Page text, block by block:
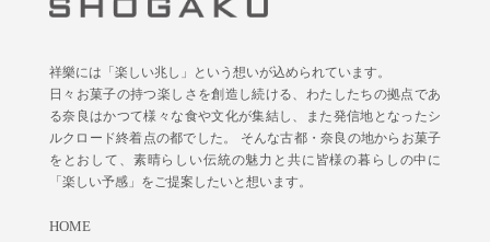
祥樂には「楽しい兆し」という想いが込められています。
日々お菓子の持つ楽しさを創造し続ける、わたしたちの拠点であ
る奈良はかつて様々な食や文化が集結し、また発信地となったシ
ルクロード終着点の都でした。 そんな古都・奈良の地からお菓子
をとおして、素晴らしい伝統の魅力と共に皆様の暮らしの中に
「楽しい予感」をご提案したいと想います。
HOME